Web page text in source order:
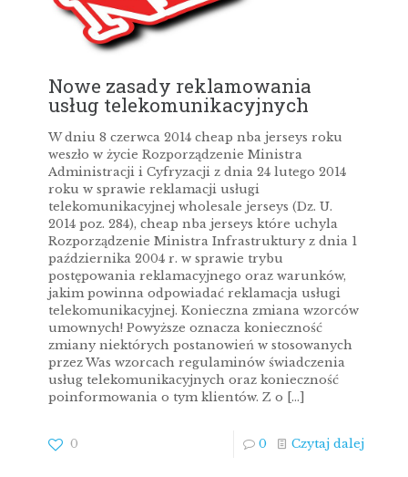
Nowe zasady reklamowania
usług telekomunikacyjnych
W dniu 8 czerwca 2014 cheap nba jerseys roku
weszło w życie Rozporządzenie Ministra
Administracji i Cyfryzacji z dnia 24 lutego 2014
roku w sprawie reklamacji usługi
telekomunikacyjnej wholesale jerseys (Dz. U.
2014 poz. 284), cheap nba jerseys które uchyla
Rozporządzenie Ministra Infrastruktury z dnia 1
października 2004 r. w sprawie trybu
postępowania reklamacyjnego oraz warunków,
jakim powinna odpowiadać reklamacja usługi
telekomunikacyjnej. Konieczna zmiana wzorców
umownych! Powyższe oznacza konieczność
zmiany niektórych postanowień w stosowanych
przez Was wzorcach regulaminów świadczenia
usług telekomunikacyjnych oraz konieczność
poinformowania o tym klientów. Z o […]
0 0 Czytaj dalej